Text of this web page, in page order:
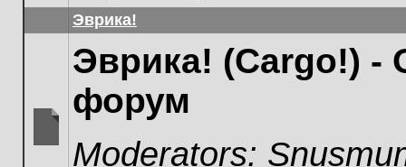
Эврика!
Эврика! (Cargo!) -
форум
Moderators: